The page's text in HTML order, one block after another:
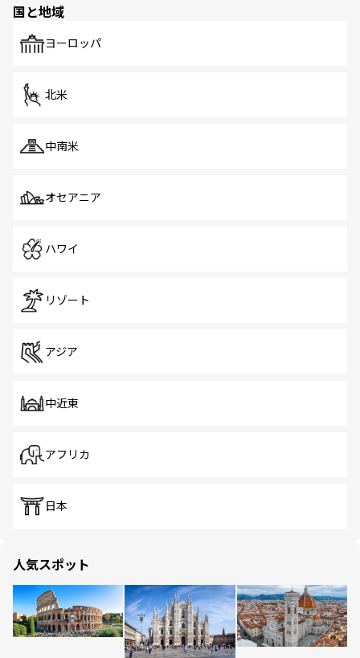
で、ホーカーズは地元の風情を楽しめる外せないスポット
国と地域
ヨーロッパ
北米
中南米
オセアニア
ハワイ
リゾート
アジア
中近東
アフリカ
日本
人気スポット